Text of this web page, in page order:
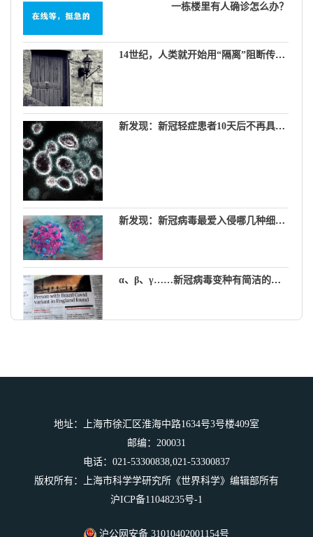
一栋楼里有人确诊怎么办？
14世纪，人类就开始用“隔离”阻断传染病
新发现：新冠轻症患者10天后不再具有传染性
新发现：新冠病毒最爱入侵哪几种细胞？
α、β、γ……新冠病毒变种有简洁的新名字了
何权衡？
地址：上海市徐汇区淮海中路1634号3号楼409室
邮编：200031
电话：021-53300838,021-53300837
版权所有：上海市科学学研究所《世界科学》编辑部所有
沪ICP备11048235号-1
沪公网安备 31010402001154号